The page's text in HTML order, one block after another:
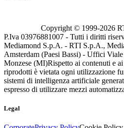
Copyright © 1999-2026
P.Iva 03976881007 - Tutti i diritti
Mediamond S.p.A. - RTI S.p.A.,
Amsterdam (Paesi Bassi) - Uffici
Monzese (MI)Rispetto ai contenuti e
riprodotti è vietata ogni utilizzazione
sistemi di intelligenza artificiale
espresso di utilizzare mezzi
Legal